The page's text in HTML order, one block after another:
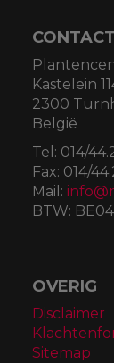
CONTACT
Kastelein
2300
België
Tel: 014/
Fax: 014/
Mail:
BTW:
OVERIG
Disclaimer
Sitemap